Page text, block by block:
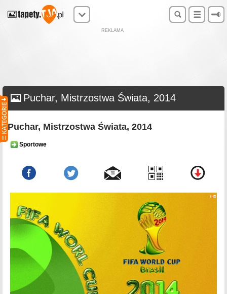
REKLAMA
Puchar, Mistrzostwa Świata, 2014
Puchar, Mistrzostwa Świata, 2014
Sportowe